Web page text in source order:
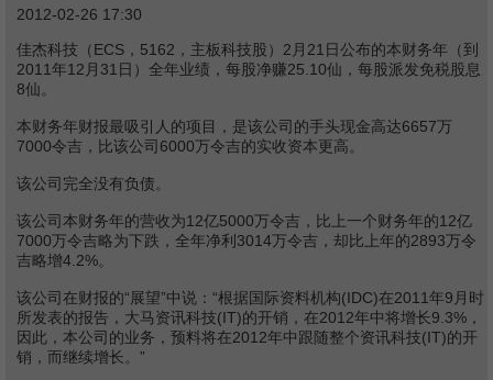
2012-02-26 17:30
佳杰科技（ECS，5162，主板科技股）2月21日公布的本财务年（到
2011年12月31日）全年业绩，每股净赚25.10仙，每股派发免税股息
8仙。
本财务年财报最吸引人的项目，是该公司的手头现金高达6657万
7000令吉，比该公司6000万令吉的实收资本更高。
该公司完全没有负债。
该公司本财务年的营收为12亿5000万令吉，比上一个财务年的12亿
7000万令吉略为下跌，全年净利3014万令吉，却比上年的2893万令
吉略增4.2%。
该公司在财报的“展望”中说：“根据国际资料机构(IDC)在2011年9月时
所发表的报告，大马资讯科技(IT)的开销，在2012年中将增长9.3%，
因此，本公司的业务，预料将在2012年中跟随整个资讯科技(IT)的开
销，而继续增长。”